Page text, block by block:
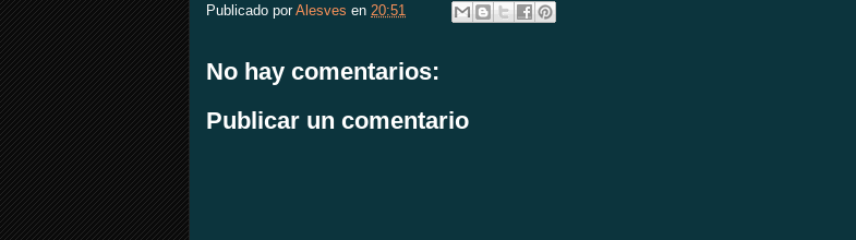
Publicado porAlesves en 20:51
No hay comentarios:
Publicar un comentario